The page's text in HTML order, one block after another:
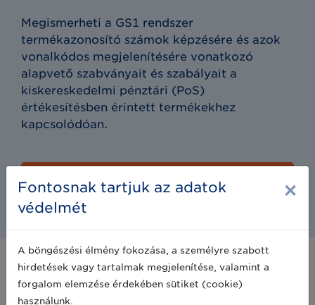
Megismerheti a GS1 rendszer
termékazonosító számok képzésére és azok
vonalkódos megjelenítésére vonatkozó
alapvető szabványait és szabályait a
kiskereskedelmi pénztári (PoS)
értékesítésben érintett termékekhez
kapcsolódóan.
Kattintson ide a kiadvány
letöltéséhez
Hol fogják leolvasni a
vonalkódom?
Fontosnak tartjuk az adatok
védelmét
×
A böngészési élmény fokozása, a személyre szabott
hirdetések vagy tartalmak megjelenítése, valamint a
forgalom elemzése érdekében sütiket (cookie)
használunk.